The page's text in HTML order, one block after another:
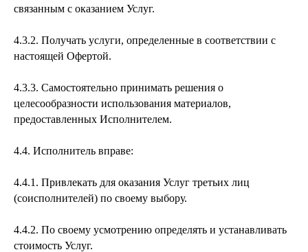
связанным с оказанием Услуг.
4.3.2. Получать услуги, определенные в соответствии с
настоящей Офертой.
4.3.3. Самостоятельно принимать решения о
целесообразности использования материалов,
предоставленных Исполнителем.
4.4. Исполнитель вправе:
4.4.1. Привлекать для оказания Услуг третьих лиц
(соисполнителей) по своему выбору.
4.4.2. По своему усмотрению определять и устанавливать
стоимость Услуг.